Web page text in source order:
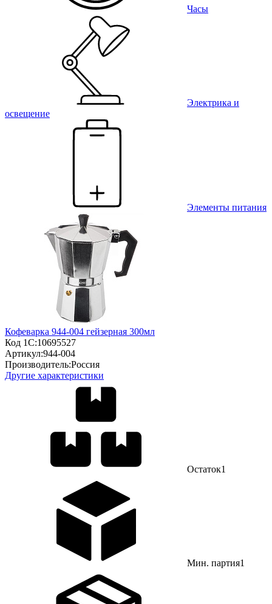
Часы
Электрика и
освещение
Элементы питания
Кофеварка 944-004 гейзерная 300мл
Код 1С:10695527
Артикул:944-004
Производитель:Россия
Другие характеристики
Остаток1
Мин. партия1